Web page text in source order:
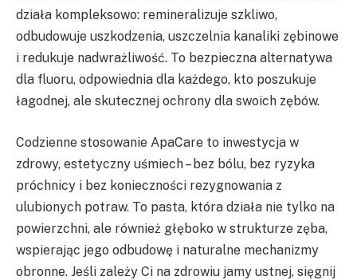
działa kompleksowo: remineralizuje szkliwo,
odbudowuje uszkodzenia, uszczelnia kanaliki zębinowe
i redukuje nadwrażliwość. To bezpieczna alternatywa
dla fluoru, odpowiednia dla każdego, kto poszukuje
łagodnej, ale skutecznej ochrony dla swoich zębów.
Codzienne stosowanie ApaCare to inwestycja w
zdrowy, estetyczny uśmiech – bez bólu, bez ryzyka
próchnicy i bez konieczności rezygnowania z
ulubionych potraw. To pasta, która działa nie tylko na
powierzchni, ale również głęboko w strukturze zęba,
wspierając jego odbudowę i naturalne mechanizmy
obronne. Jeśli zależy Ci na zdrowiu jamy ustnej, sięgnij